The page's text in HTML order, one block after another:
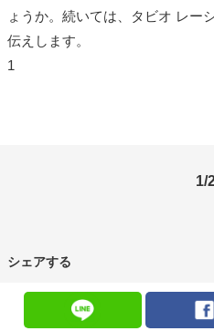
ょうか。続いては、タビオ レー
伝えします。
1
1/
シェアする